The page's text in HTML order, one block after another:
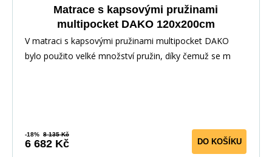
Matrace s kapsovými pružinami
multipocket DAKO 120x200cm
V matraci s kapsovými pružinami multipocket DAKO
bylo použito velké množství pružin, díky čemuž se m
-18% 8 135 Kč
6 682 Kč DO KOŠÍKU